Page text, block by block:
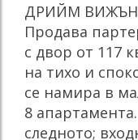
ДРИЙМ
Продава
с двор от 117
на тихо и
се намира в
8
следното;